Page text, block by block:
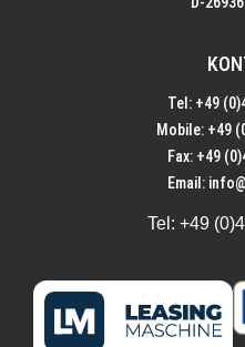
Tel: +49
Mobile: +49
Fax: +49
Email:
Tel: +49